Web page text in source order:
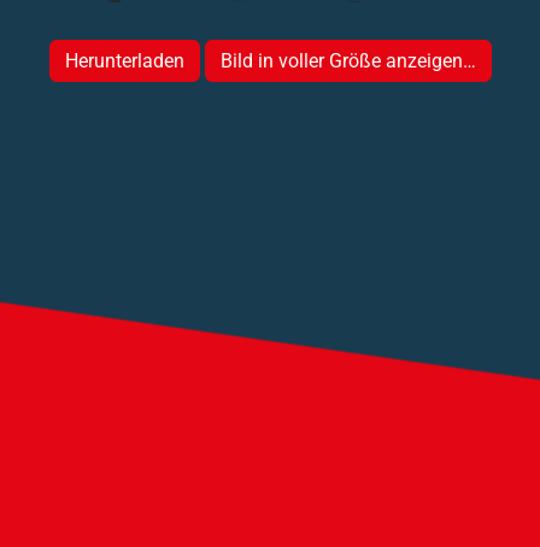
Herunterladen Bild in voller Größe anzeigen…